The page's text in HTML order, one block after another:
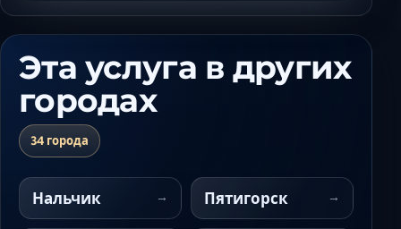
Эта услуга в других
городах
34 города
Нальчик Пятигорск